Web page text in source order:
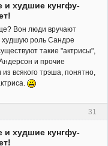
худшие кунгфу-
Вон люди вручают
худшую роль Сандре
такие "актрисы",
и прочие
всякого трэша, понятно,
31
худшие кунгфу-